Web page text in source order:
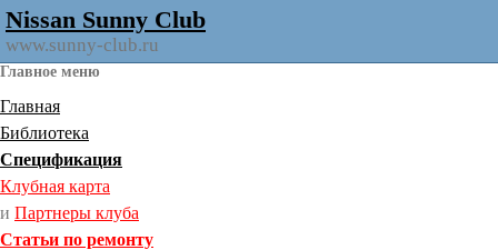
Nissan Sunny Club
www.sunny-club.ru
Главное меню
Главная
Библиотека
Спецификация
Клубная карта
и Партнеры клуба
Статьи по ремонту